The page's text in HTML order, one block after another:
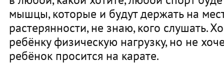
мышцы, которые и будут держать на
растерянности, не знаю, кого слушать.
ребёнку физическую нагрузку, но не
ребёнок просится на карате.